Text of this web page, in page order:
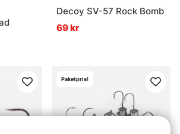
utav 5 stjärnorDecoy SV-57 Rock Bomb
69 kr
Paketpris!